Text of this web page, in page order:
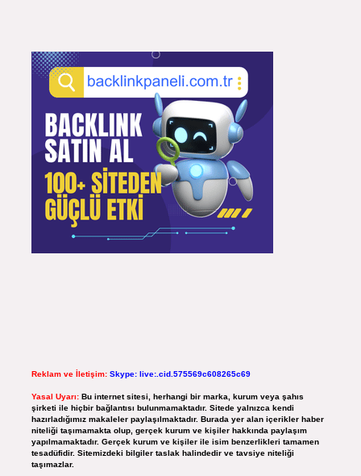
Reklam ve İletişim: Skype: live:.cid.575569c608265c69
Yasal Uyarı: Bu internet sitesi, herhangi bir marka, kurum veya şahıs
şirketi ile hiçbir bağlantısı bulunmamaktadır. Sitede yalnızca kendi
hazırladığımız makaleler paylaşılmaktadır. Burada yer alan içerikler haber
niteliği taşımamakta olup, gerçek kurum ve kişiler hakkında paylaşım
yapılmamaktadır. Gerçek kurum ve kişiler ile isim benzerlikleri tamamen
tesadüfidir. Sitemizdeki bilgiler taslak halindedir ve tavsiye niteliği
taşımazlar.